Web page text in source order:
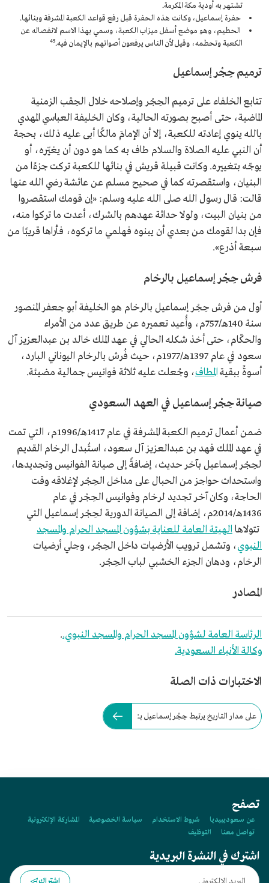
تشتهر به أودية مكة المكرمة.
حفرة إسماعيل، وكانت هذه الحفرة قبل رفع قواعد الكعبة المشرفة وبنائها.
الحطيم، وهو موضع أسفل ميزاب الكعبة، وسمي بهذا الاسم لانفصاله عن
الكعبة وتحطمه، وقيل لأن الناس يرفعون أصواتهم بالإيمان فيه. 45
ترميم حِجْر إسماعيل
تتابع الخلفاء على ترميم الحِجْر وإصلاحه خلال الحِقب الزمنية
الماضية، حتى أصبح بصورته الحالية، وكان الخليفة العباسي المهدي
بالله ينوي إعادته للكعبة، إلا أن الإمامَ مالكًا أبى عليه ذلك، بحجة
أن النبي عليه الصلاة والسلام طاف به كما هو دون أن يغيّره، أو
يوجّه بتغييره. وكانت قبيلة قريش في بنائها للكعبة تركت جزءًا من
البنيان، واستقصرته كما في صحيح مسلم عن عائشة رضي الله عنها
قالت: قال رسول الله صلى الله عليه وسلم: «إن قومك استقصروا
من بنيان البيت، ولولا حداثة عهدهم بالشرك، أعدت ما تركوا منه،
فإن بدا لقومك من بعدي أن يبنوه فهلمي ما تركوه، فأراها قريبًا من
سبعة أذرع».
فرش حِجْر إسماعيل بالرخام
أول من فرش حِجْر إسماعيل بالرخام هو الخليفة أبو جعفر المنصور
سنة 140هـ/757م، وأُعيد تعميره عن طريق عدد من الأمراء
والحكّام، حتى أخذ شكله الحالي في عهد الملك خالد بن عبدالعزيز آل
سعود في عام 1397هـ/1977م، حيث فُرش بالرخام اليوناني البارد،
أسوةً ببقيةالمطاف، وجُعلت عليه ثلاثة فوانيس جمالية مضيئة.
صيانة حِجْر إسماعيل في العهد السعودي
ضمن أعمال ترميم الكعبة المشرفة في عام 1417هـ/1996م، التي تمت
في عهد الملك فهد بن عبدالعزيز آل سعود، استُبدل الرخام القديم
لحِجْر إسماعيل بآخر حديث، إضافةً إلى صيانة الفوانيس وتجديدها،
واستحداث حواجز من الحبال على مداخل الحِجْر لإغلاقه وقت
الحاجة، وكان آخر تجديد لرخام وفوانيس الحِجْر في عام
1436هـ/2014م، إضافة إلى الصيانة الدورية لحِجْر إسماعيل التي
تتولاها الهيئة العامة للعناية بشؤون المسجد الحرام والمسجد
النبوي، وتشمل ترويب الأرضيات داخل الحِجْر، وجلي أرضيات
الرخام، ودهان الجزء الخشبي لباب الحِجْر.
المصادر
الرئاسة العامة لشؤون المسجد الحرام والمسجد النبوي..
وكالة الأنباء السعودية.
الاختبارات ذات الصلة
على مدار التاريخ يرتبط حِجْر إسماعيل بـ:
تصفح
عن سعوديبيديا شروط الاستخدام سياسة الخصوصية
المشاركة الإلكترونية
تواصل معنا
التوظيف
اشترك في النشرة البريدية